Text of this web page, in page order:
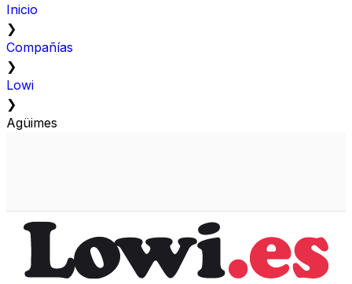
Inicio
❯
Compañías
❯
Lowi
❯
Agüimes